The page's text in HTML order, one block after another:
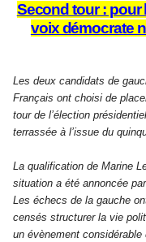
Second tour : pour
voix démocrate
Les deux candidats de
Français ont choisi de
tour de l’élection
terrassée à l’issue du
La qualification de Marine
situation a été annoncée
Les échecs de la gauche
censés structurer la vie
un évènement